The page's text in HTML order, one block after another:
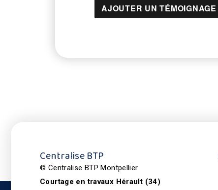
Centralise BTP
© Centralise BTP Montpellier
Courtage en travaux Hérault (34)